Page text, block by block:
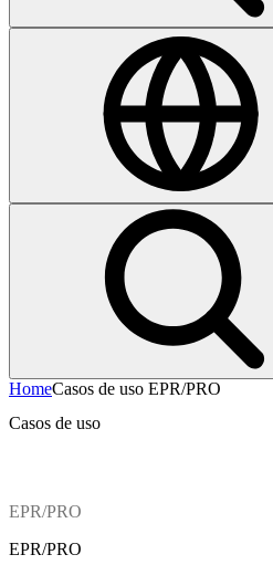
HomeCasos de uso EPR/PRO
Casos de uso
EPR/PRO
EPR/PRO